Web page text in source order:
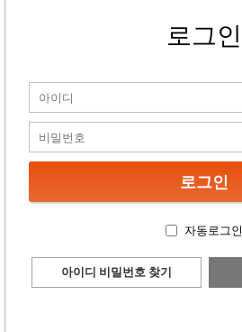
로그인
자동로그인
아이디 비밀번호 찾기